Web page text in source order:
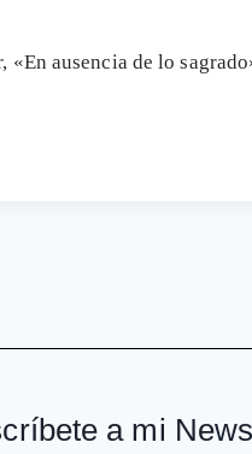
ausencia de lo
a mi